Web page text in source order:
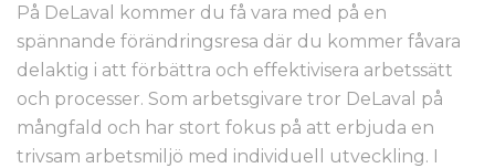
På DeLaval kommer du få vara med på en
spännande förändringsresa där du kommer fåvara
delaktig i att förbättra och effektivisera arbetssätt
och processer. Som arbetsgivare tror DeLaval på
mångfald och har stort fokus på att erbjuda en
trivsam arbetsmiljö med individuell utveckling. I